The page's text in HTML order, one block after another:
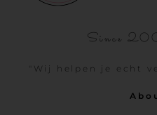
Since
"Wij helpen je echt